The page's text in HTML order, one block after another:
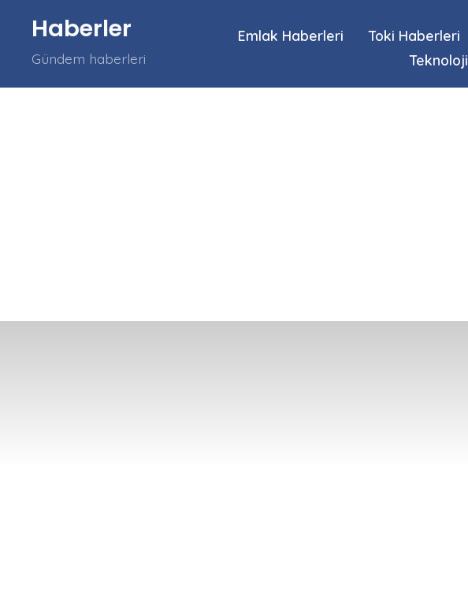
Haberler
Gündem haberleri
Emlak Haberleri Toki Haberleri
Teknoloji